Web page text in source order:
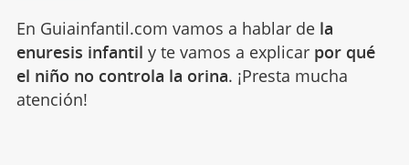
En Guiainfantil.com vamos a hablar de la
enuresis infantil y te vamos a explicar por qué
el niño no controla la orina. ¡Presta mucha
atención!